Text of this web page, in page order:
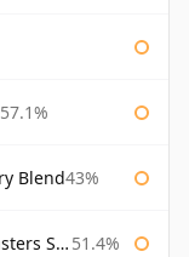
57.1%
Blend43%
2024 51.4%